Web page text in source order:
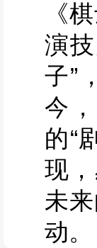
《
演
子”
今
的“
现
未
动。